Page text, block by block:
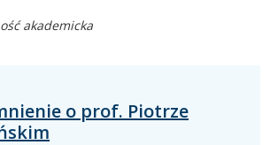
akademicka
o prof. Piotrze